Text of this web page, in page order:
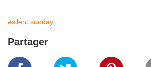
#silent sunday
Partager